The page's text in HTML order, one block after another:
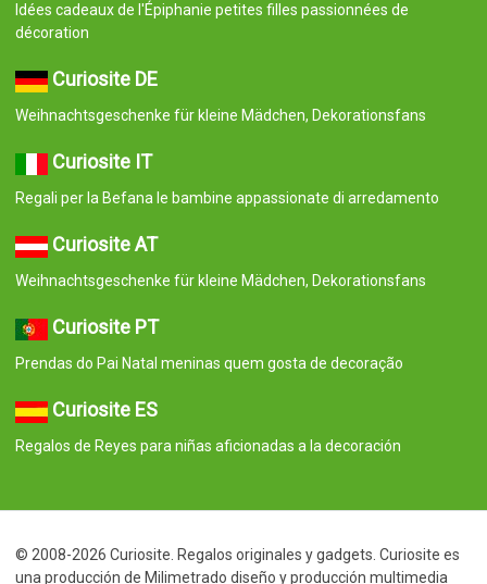
Idées cadeaux de l'Épiphanie petites filles passionnées de
décoration
Curiosite DE
Weihnachtsgeschenke für kleine Mädchen, Dekorationsfans
Curiosite IT
Regali per la Befana le bambine appassionate di arredamento
Curiosite AT
Weihnachtsgeschenke für kleine Mädchen, Dekorationsfans
Curiosite PT
Prendas do Pai Natal meninas quem gosta de decoração
Curiosite ES
Regalos de Reyes para niñas aficionadas a la decoración
© 2008-2026 Curiosite. Regalos originales y gadgets. Curiosite es
una producción de Milimetrado diseño y producción multimedia